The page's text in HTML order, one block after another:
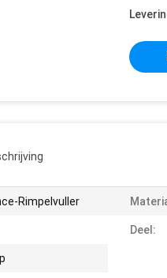
Rimpelvuller
Deel: